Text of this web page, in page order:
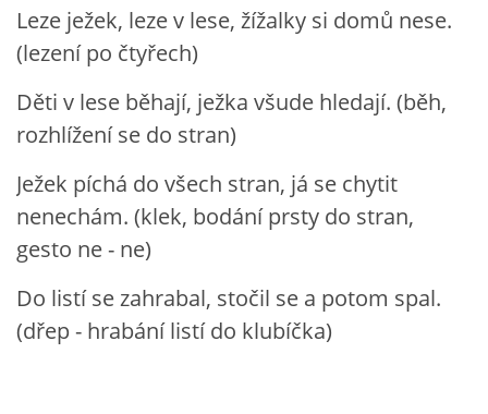
PORTFÓLIO DÍTĚTE
POZITIVNÍ AFIRMACE PRO DĚTI
UČITELSKÁ SEBEREFLEXE
Leze ježek, leze v lese, žížalky si domů nese.
(lezení po čtyřech)
Děti v lese běhají, ježka všude hledají. (běh,
rozhlížení se do stran)
Ježek píchá do všech stran, já se chytit
nenechám. (klek, bodání prsty do stran,
gesto ne - ne)
Do listí se zahrabal, stočil se a potom spal.
(dřep - hrabání listí do klubíčka)